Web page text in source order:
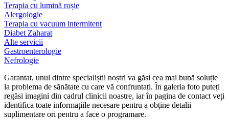
Terapia cu lumină roșie
Alergologie
Terapia cu vacuum intermitent
Diabet Zaharat
Alte servicii
Gastroenterologie
Nefrologie
Garantat, unul dintre specialiștii noștri va găsi cea mai bună soluție
la problema de sănătate cu care vă confruntați. În galeria foto puteți
regăsi imagini din cadrul clinicii noastre, iar în pagina de contact veți
identifica toate informațiile necesare pentru a obține detalii
suplimentare ori pentru a face o programare.